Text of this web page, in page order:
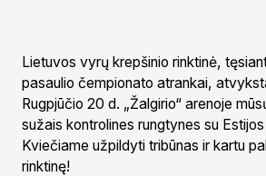
Lietuvos vyrų krepšinio rinktinė,
pasaulio čempionato atrankai,
Rugpjūčio 20 d. „Žalgirio“ arenoje
sužais kontrolines rungtynes su Estijos
Kviečiame užpildyti tribūnas ir kartu
rinktinę!